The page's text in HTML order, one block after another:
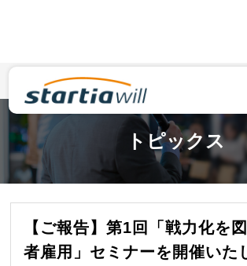
【ご報告】第1回「戦力化を図る障がい者雇用」セミナーを開催い
トピックス
【ご報告】第1回「戦力化を
者雇用」セミナーを開催いた